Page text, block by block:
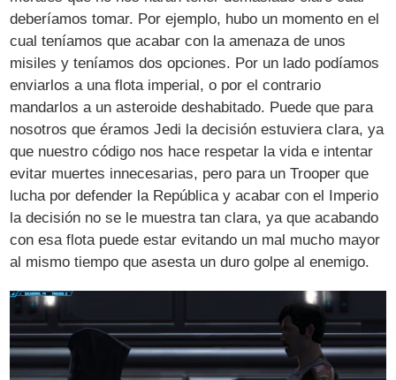
deberíamos tomar. Por ejemplo, hubo un momento en el
cual teníamos que acabar con la amenaza de unos
misiles y teníamos dos opciones. Por un lado podíamos
enviarlos a una flota imperial, o por el contrario
mandarlos a un asteroide deshabitado. Puede que para
nosotros que éramos Jedi la decisión estuviera clara, ya
que nuestro código nos hace respetar la vida e intentar
evitar muertes innecesarias, pero para un Trooper que
lucha por defender la República y acabar con el Imperio
la decisión no se le muestra tan clara, ya que acabando
con esa flota puede estar evitando un mal mucho mayor
al mismo tiempo que asesta un duro golpe al enemigo.